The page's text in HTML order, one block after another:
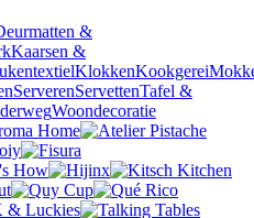
&
Kaarsen &
KlokkenKookgerei
ServerenServettenTafel &
Woondecoratie